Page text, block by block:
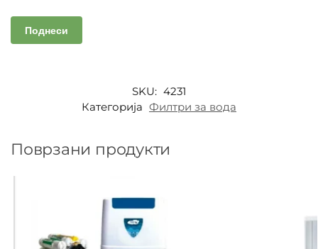
SKU: 4231
Категорија Филтри за вода
Поврзани продукти